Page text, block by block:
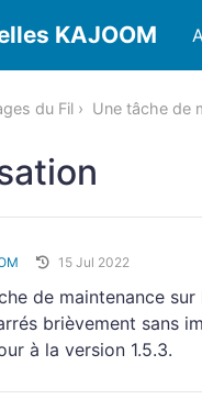
KAJOOM
du Fil Une tâche de
15 Jul 2022
de maintenance
brièvement sans
à la version 1.5.3.